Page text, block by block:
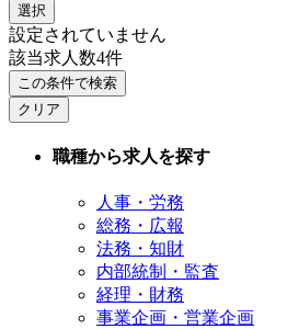
選択
設定されていません
該当求人数4件
この条件で検索
クリア
職種から求人を探す
人事・労務
総務・広報
法務・知財
内部統制・監査
経理・財務
事業企画・営業企画